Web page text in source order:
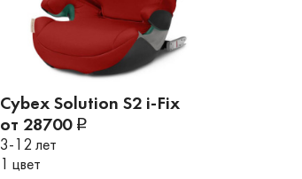
Cybex Solution S2 i-Fix
от 28700
3-12 лет
1 цвет